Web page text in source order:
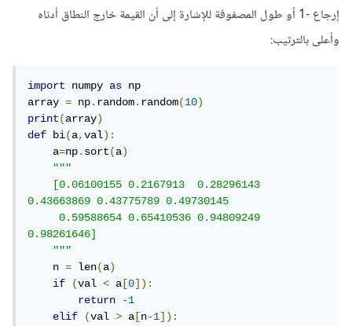
إرجاع -1 أو طول المصفوفة للإشارة إلى أن القيمة خارج النطاق أدناه
وأعلى بالترتيب:
import numpy as np
array = np.random.random(10)
print(array)
def bi(a,val):
    a
=np.sort(a)
"""
0.43663869 0.43775789 0.49730145
     0.59588654 0.65410536 0.94809249
0.98261646]
    """
    n
= len(a)
if
(val < a [0]):
return
-1
elif
(val > a [n-1]):